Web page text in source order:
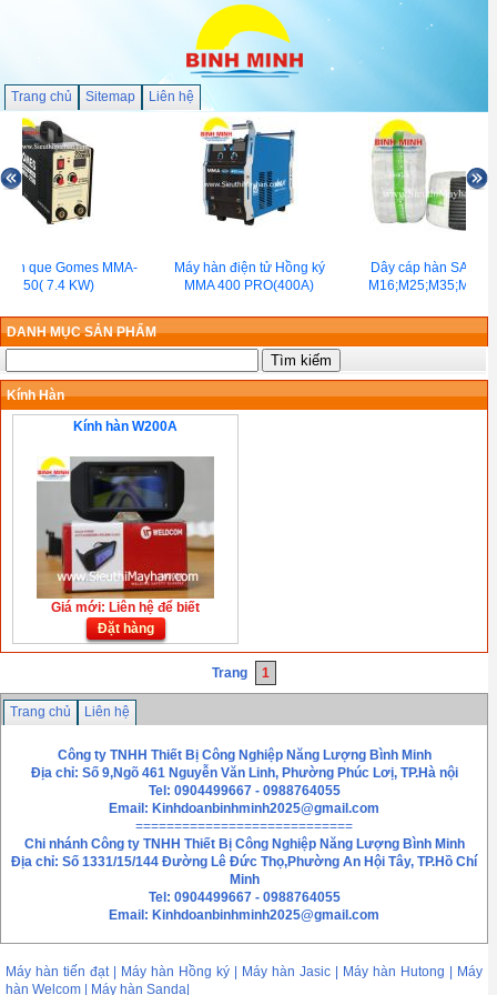
Trang chủ Sitemap Liên hệ
que Gomes MMA-
250( 7.4 KW)
Máy hàn điện tử Hồng ký
MMA 400 PRO(400A)
Dây cáp hàn
DANH MỤC SẢN PHẨM
Kính Hàn
Kính hàn W200A
Giá mới: Liên hệ để biết
Đặt hàng
Trang 1
Trang chủ Liên hệ
Công ty TNHH Thiết Bị Công Nghiệp Năng Lượng Bình Minh
Địa chỉ: Số 9,Ngõ 461 Nguyễn Văn Linh, Phường Phúc Lơị, TP.Hà nội
Tel: 0904499667 - 0988764055
Email: Kinhdoanbinhminh2025@gmail.com
============================
Chi nhánh Công ty TNHH Thiết Bị Công Nghiệp Năng Lượng Bình Minh
Địa chỉ: Số 1331/15/144 Đường Lê Đức Thọ,Phường An Hội Tây, TP.Hồ Chí
Minh
Tel: 0904499667 - 0988764055
Email: Kinhdoanbinhminh2025@gmail.com
Máy hàn tiến đạt | Máy hàn Hồng ký | Máy hàn Jasic | Máy hàn Hutong | Máy
hàn Welcom | Máy hàn Sanda|